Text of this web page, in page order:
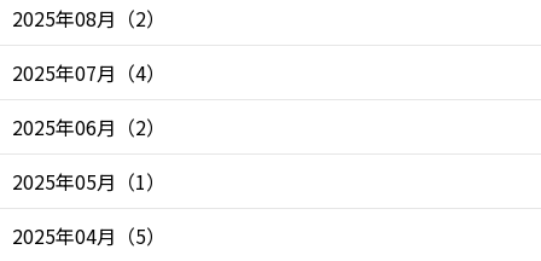
2025年08月 （2）
2025年07月 （4）
2025年06月 （2）
2025年05月 （1）
2025年04月 （5）